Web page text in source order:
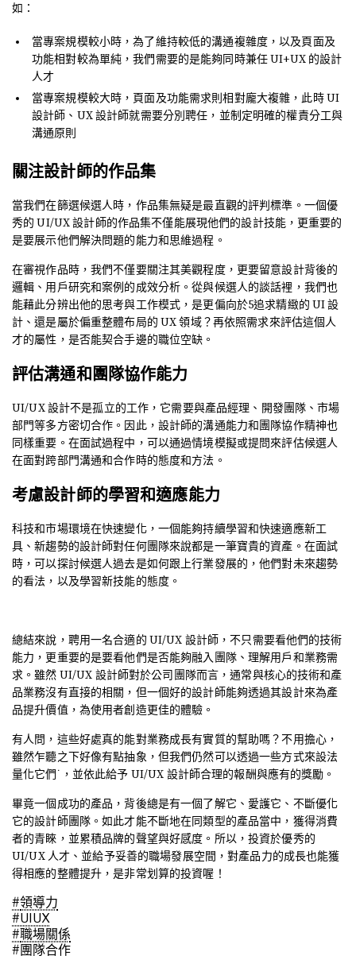
如：
當專案規模較小時，為了維持較低的溝通複雜度，以及頁面及
功能相對較為單純，我們需要的是能夠同時兼任 UI+UX 的設計
人才
當專案規模較大時，頁面及功能需求則相對龐大複雜，此時 UI
設計師、UX 設計師就需要分別聘任，並制定明確的權責分工與
溝通原則
關注設計師的作品集
當我們在篩選候選人時，作品集無疑是最直觀的評判標準。一個優
秀的 UI/UX 設計師的作品集不僅能展現他們的設計技能，更重要的
是要展示他們解決問題的能力和思維過程。
在審視作品時，我們不僅要關注其美觀程度，更要留意設計背後的
邏輯、用戶研究和案例的成效分析。從與候選人的談話裡，我們也
能藉此分辨出他的思考與工作模式，是更偏向於5追求精緻的 UI 設
計、還是屬於偏重整體布局的 UX 領域？再依照需求來評估這個人
才的屬性，是否能契合手邊的職位空缺。
評估溝通和團隊協作能力
UI/UX 設計不是孤立的工作，它需要與產品經理、開發團隊、市場
部門等多方密切合作。因此，設計師的溝通能力和團隊協作精神也
同樣重要。在面試過程中，可以通過情境模擬或提問來評估候選人
在面對跨部門溝通和合作時的態度和方法。
考慮設計師的學習和適應能力
科技和市場環境在快速變化，一個能夠持續學習和快速適應新工
具、新趨勢的設計師對任何團隊來說都是一筆寶貴的資產。在面試
時，可以探討候選人過去是如何跟上行業發展的，他們對未來趨勢
的看法，以及學習新技能的態度。
總結來說，聘用一名合適的 UI/UX 設計師，不只需要看他們的技術
能力，更重要的是要看他們是否能夠融入團隊、理解用戶和業務需
求。雖然 UI/UX 設計師對於公司團隊而言，通常與核心的技術和產
品業務沒有直接的相關，但一個好的設計師能夠透過其設計來為產
品提升價值，為使用者創造更佳的體驗。
有人問，這些好處真的能對業務成長有實質的幫助嗎？不用擔心，
雖然乍聽之下好像有點抽象，但我們仍然可以透過一些方式來設法
量化它們˙，並依此給予 UI/UX 設計師合理的報酬與應有的獎勵。
畢竟一個成功的產品，背後總是有一個了解它、愛護它、不斷優化
它的設計師團隊。如此才能不斷地在同類型的產品當中，獲得消費
者的青睞，並累積品牌的聲望與好感度。所以，投資於優秀的
UI/UX 人才、並給予妥善的職場發展空間，對產品力的成長也能獲
得相應的整體提升，是非常划算的投資喔！
#領導力
#UIUX
#職場關係
# 團隊合作